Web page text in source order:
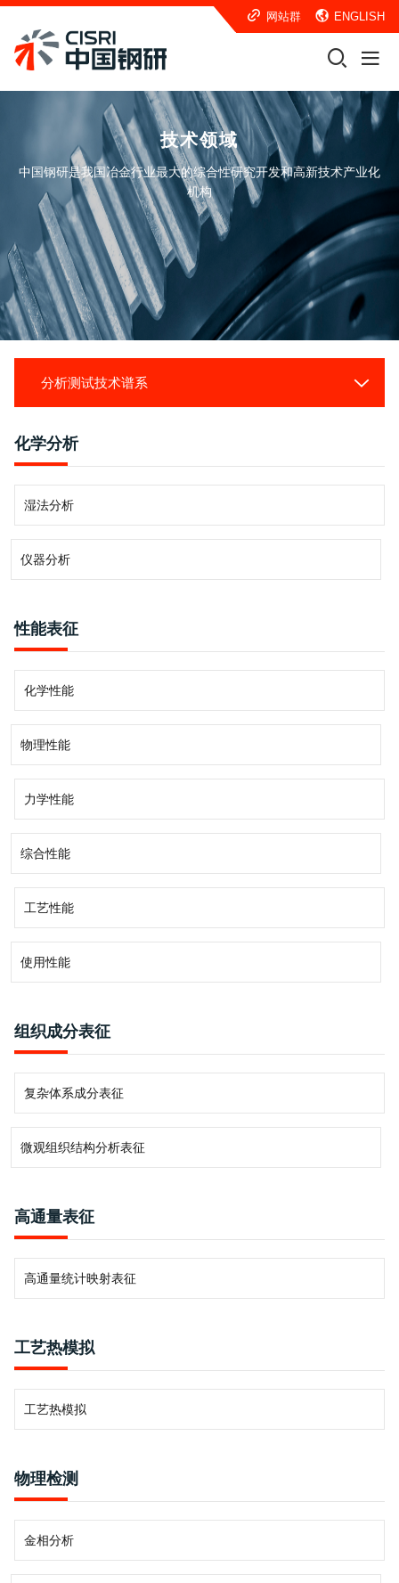
网站群 ENGLISH
技术领域
中国钢研是我国冶金行业最大的综合性研究开发和高新技术产业化
机构
材料科学与工程
分析测试技术谱系
仪器谱系
智能制造与过程控制
冶金工艺与工程
化学分析
湿法分析
仪器分析
性能表征
化学性能
物理性能
力学性能
综合性能
工艺性能
使用性能
组织成分表征
复杂体系成分表征
微观组织结构分析表征
高通量表征
高通量统计映射表征
工艺热模拟
工艺热模拟
物理检测
金相分析